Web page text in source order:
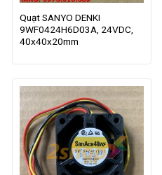
Quạt SANYO DENKI
9WF0424H6D03A, 24VDC,
40x40x20mm